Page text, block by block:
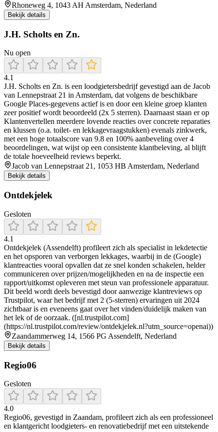
Rhoneweg 4, 1043 AH Amsterdam, Nederland
Bekijk details
J.H. Scholts en Zn.
Nu open
4.1
J.H. Scholts en Zn. is een loodgietersbedrijf gevestigd aan de Jacob
van Lennepstraat 21 in Amsterdam, dat volgens de beschikbare
Google Places-gegevens actief is en door een kleine groep klanten
zeer positief wordt beoordeeld (2x 5 sterren). Daarnaast staan er op
Klantenvertellen meerdere lovende reacties over concrete reparaties
en klussen (o.a. toilet- en lekkagevraagstukken) evenals zinkwerk,
met een hoge totaalscore van 9.8 en 100% aanbeveling over 4
beoordelingen, wat wijst op een consistente klantbeleving, al blijft
de totale hoeveelheid reviews beperkt.
Jacob van Lennepstraat 21, 1053 HB Amsterdam, Nederland
Bekijk details
Ontdekjelek
Gesloten
4.1
Ontdekjelek (Assendelft) profileert zich als specialist in lekdetectie
en het opsporen van verborgen lekkages, waarbij in de (Google)
klantreacties vooral opvallen dat ze snel konden schakelen, helder
communiceren over prijzen/mogelijkheden en na de inspectie een
rapport/uitkomst opleveren met steun van professionele apparatuur.
Dit beeld wordt deels bevestigd door aanwezige klantreviews op
Trustpilot, waar het bedrijf met 2 (5-sterren) ervaringen uit 2024
zichtbaar is en eveneens gaat over het vinden/duidelijk maken van
het lek of de oorzaak. ([nl.trustpilot.com]
(https://nl.trustpilot.com/review/ontdekjelek.nl?utm_source=openai))
Zaandammerweg 14, 1566 PG Assendelft, Nederland
Bekijk details
Regio06
Gesloten
4.0
Regio06, gevestigd in Zaandam, profileert zich als een professioneel
en klantgericht loodgieters- en renovatiebedrijf met een uitstekende